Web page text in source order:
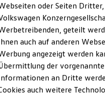
Volkswagen Kollektion
R-Kollektion
GTI Kollektion
Fußball Drop
drive football
und Service
myVolkswagen
Updates
und Ersatzteile
oder Seiten Dritter,
geteilt
auch auf anderen
angezeigt werden
der
an Dritte
auch weitere